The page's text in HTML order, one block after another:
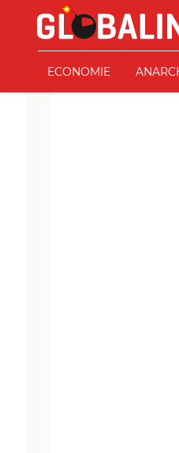
Ga naar de inhoud
GLOBALINFO
ECONOMIE